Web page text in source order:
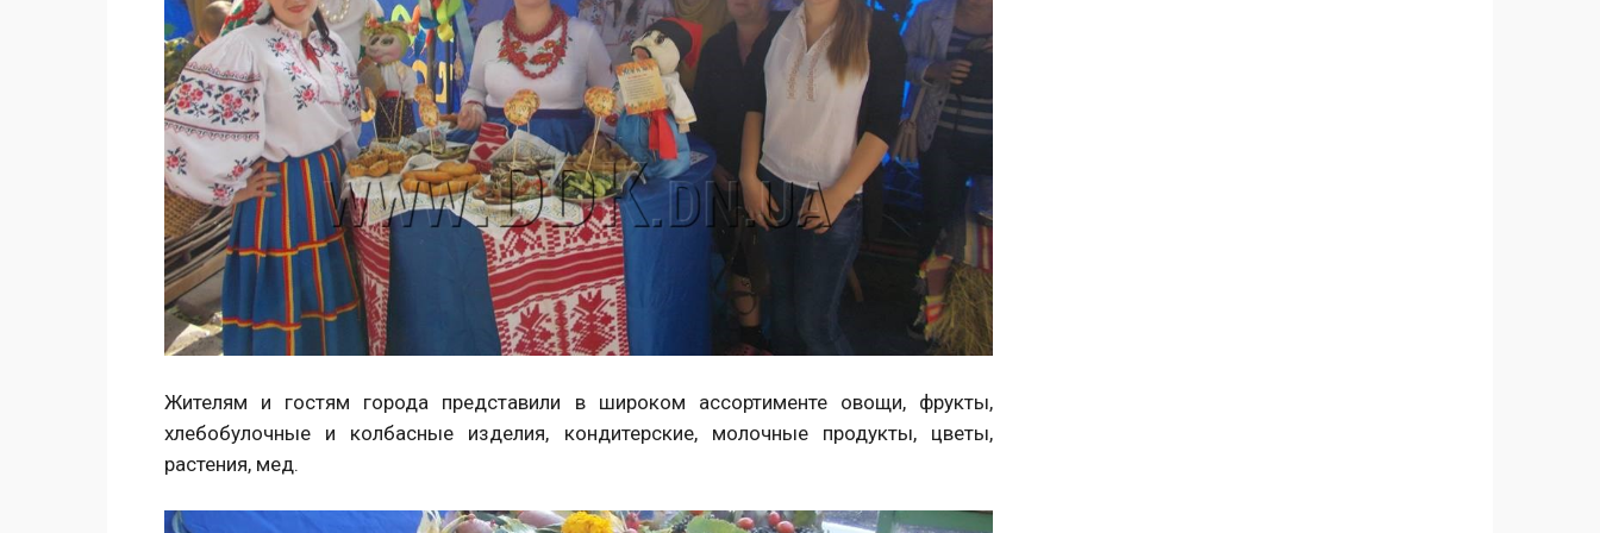
Жителям и гостям города представили в широком ассортименте овощи, фрукты,
хлебобулочные и колбасные изделия, кондитерские, молочные продукты, цветы,
растения, мед.